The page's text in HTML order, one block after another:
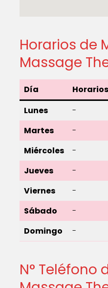
Horarios de
Massage
Día
Lunes
-
Martes
-
Miércoles
-
Jueves
-
Viernes
-
Sábado
-
Domingo
-
N° Teléfono